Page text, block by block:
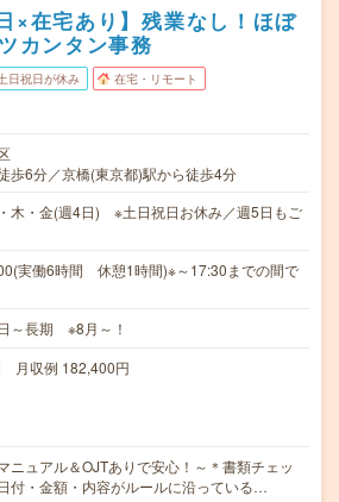
×在宅あり】残業なし！ほぼ
カンタン事務
日祝日が休み 在宅・リモート
歩6分／京橋(東京都)駅から徒歩4分
木・金(週4日) ※土日祝日お休み／週5日もご
実働6時間 休憩1時間)※～17:30までの間で
～長期 ※8月～！
月収例 182,400円
ニュアル＆OJTありで安心！～＊書類チェッ
付・金額・内容がルールに沿っている…